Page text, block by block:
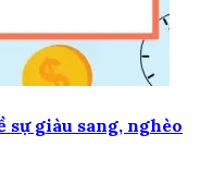
sự giàu sang, nghèo